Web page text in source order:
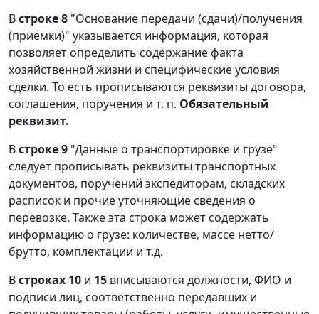
Встроке 8 "Основание передачи (сдачи)/получения
(приемки)" указывается информация, которая
позволяет определить содержание факта
хозяйственной жизни и специфические условия
сделки. То есть прописываются реквизиты договора,
соглашения, поручения и т. п. Обязательный
реквизит.
Встроке 9 "Данные о транспортировке и грузе"
следует прописывать реквизиты транспортных
документов, поручений экспедиторам, складских
расписок и прочие уточняющие сведения о
перевозке. Также эта строка может содержать
информацию о грузе: количестве, массе нетто/
брутто, комплектации и т.д.
Встроках 10 и 15 вписываются должности, ФИО и
подписи лиц, соответственно передавших и